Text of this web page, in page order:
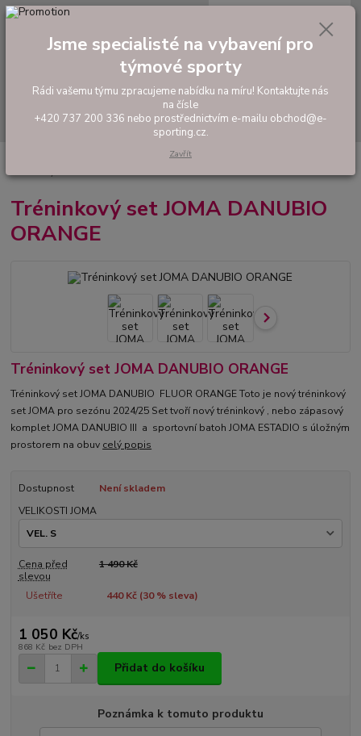
Hledat
tel: +420 737 200 336
0,00 Kč
Tréninkové oblečení
Tréninkový set JOMA DANUBIO ORANGE
Tréninkový set JOMA DANUBIO
ORANGE
Tréninkový set JOMA DANUBIO ORANGE
Tréninkový set JOMA DANUBIO FLUOR ORANGE Toto je nový tréninkový
set JOMA pro sezónu 2024/25 Set tvoří nový tréninkový , nebo zápasový
komplet JOMA DANUBIO III a sportovní batoh JOMA ESTADIO s úložným
prostorem na obuv celý popis
Dostupnost
Není skladem
VELIKOSTI JOMA
Cena před
slevou
1 490 Kč
Ušetříte 440 Kč (30% sleva)
1 050 Kč/ks
868 Kč bez DPH
Přidat do košíku
Poznámka k tomuto produktu
Jsme specialisté na vybavení pro
týmové sporty
Rádi vašemu týmu zpracujeme nabídku na míru! Kontaktujte nás
na čísle
+420 737 200 336 nebo prostřednictvím e-mailu obchod@e-
sporting.cz.
Zavřít